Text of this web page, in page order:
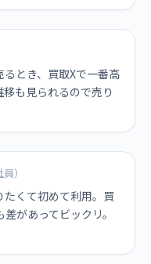
るとき、買取Xで一番高
も見られるので売り
）
たくて初めて利用。買
があってビックリ。